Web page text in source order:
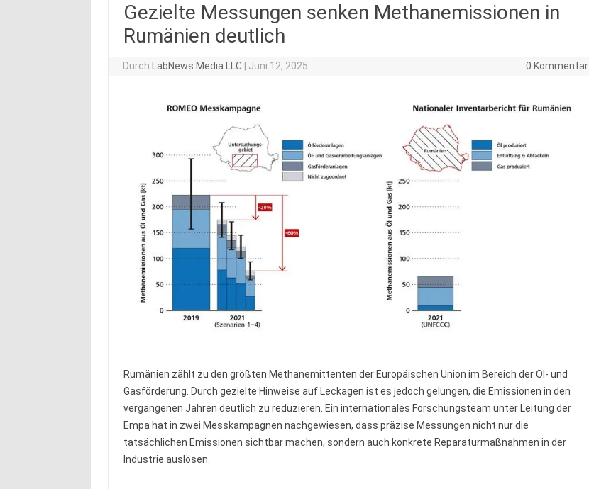
Gezielte Messungen senken Methanemissionen in
Rumänien deutlich
Durch LabNews Media LLC Juni 12, 2025 0 Kommentar
Rumänien zählt zu den größten Methanemittenten der Europäischen Union im Bereich der Öl- und
Gasförderung. Durch gezielte Hinweise auf Leckagen ist es jedoch gelungen, die Emissionen in den
vergangenen Jahren deutlich zu reduzieren. Ein internationales Forschungsteam unter Leitung der
Empa hat in zwei Messkampagnen nachgewiesen, dass präzise Messungen nicht nur die
tatsächlichen Emissionen sichtbar machen, sondern auch konkrete Reparaturmaßnahmen in der
Industrie auslösen.